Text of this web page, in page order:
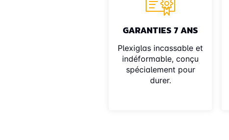
GARANTIES 7 ANS
Plexiglas incassable et
indéformable, conçu
spécialement pour
durer.